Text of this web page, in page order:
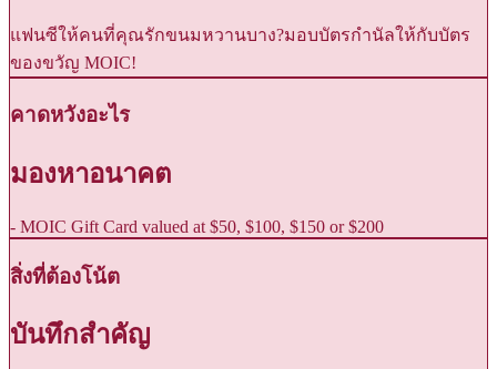
แฟนซีให้คนที่คุณรักขนมหวานบาง?มอบบัตรกำนัลให้กับบัตร
ของขวัญ MOIC!
คาดหวังอะไร
มองหาอนาคต
- MOIC Gift Card valued at $50, $100, $150 or $200
สิ่งที่ต้องโน้ต
บันทึกสำคัญ